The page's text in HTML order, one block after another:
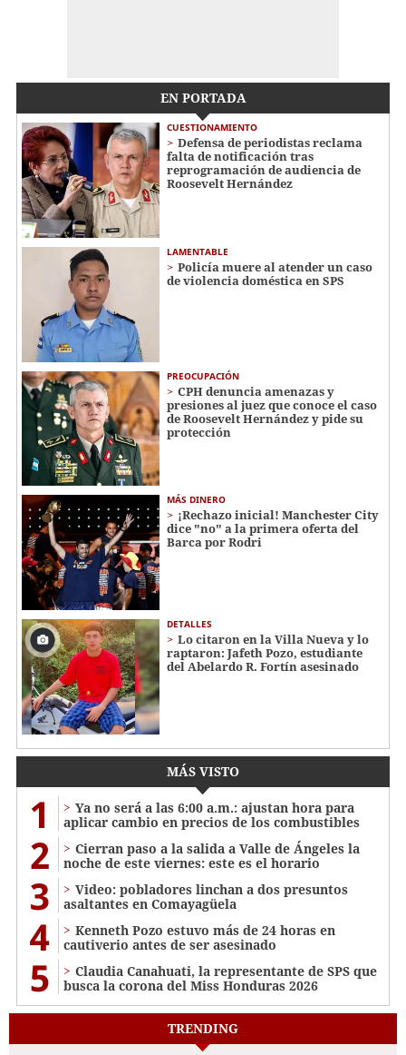
EN PORTADA
CUESTIONAMIENTO
Defensa de periodistas reclama
falta de notificación tras
reprogramación de audiencia de
Roosevelt Hernández
LAMENTABLE
Policía muere al atender un caso
de violencia doméstica en SPS
PREOCUPACIÓN
CPH denuncia amenazas y
presiones al juez que conoce el caso
de Roosevelt Hernández y pide su
protección
MÁS DINERO
¡Rechazo inicial! Manchester City
dice "no" a la primera oferta del
Barca por Rodri
DETALLES
Lo citaron en la Villa Nueva y lo
raptaron: Jafeth Pozo, estudiante
del Abelardo R. Fortín asesinado
MÁS VISTO
1
Ya no será a las 6:00 a.m.: ajustan hora para
aplicar cambio en precios de los combustibles
2
Cierran paso a la salida a Valle de Ángeles la
noche de este viernes: este es el horario
3
Video: pobladores linchan a dos presuntos
asaltantes en Comayagüela
4
Kenneth Pozo estuvo más de 24 horas en
cautiverio antes de ser asesinado
5
Claudia Canahuati, la representante de SPS que
busca la corona del Miss Honduras 2026
TRENDING